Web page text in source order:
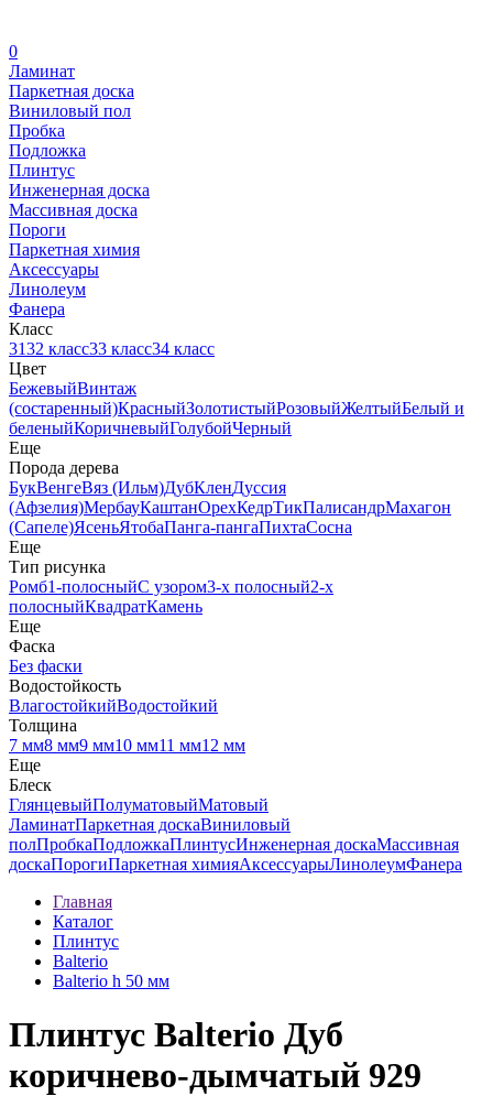
0
Ламинат
Паркетная доска
Виниловый пол
Пробка
Подложка
Плинтус
Инженерная доска
Массивная доска
Пороги
Паркетная химия
Аксессуары
Линолеум
Фанера
Класс
3132 класс33 класс34 класс
Цвет
БежевыйВинтаж
(состаренный)КрасныйЗолотистыйРозовыйЖелтыйБелый и
беленыйКоричневыйГолубойЧерный
Еще
Порода дерева
БукВенгеВяз (Ильм)ДубКленДуссия
(Афзелия)МербауКаштанОрехКедрТикПалисандрМахагон
(Сапеле)ЯсеньЯтобаПанга-пангаПихтаСосна
Еще
Тип рисунка
Ромб1-полосныйС узором3-х полосный2-х
полосныйКвадратКамень
Еще
Фаска
Без фаски
Водостойкость
ВлагостойкийВодостойкий
Толщина
7 мм8 мм9 мм10 мм11 мм12 мм
Еще
Блеск
ГлянцевыйПолуматовыйМатовый
ЛаминатПаркетная доскаВиниловый
полПробкаПодложкаПлинтусИнженерная доскаМассивная
доскаПорогиПаркетная химияАксессуарыЛинолеумФанера
Главная
Каталог
Плинтус
Balterio
Balterio h 50 мм
Плинтус Balterio Дуб
коричнево-дымчатый 929